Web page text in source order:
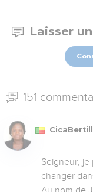
Laisser
151
Seigneur, je
changer